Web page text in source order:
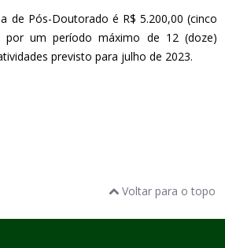
de Pós-Doutorado é R$ 5.200,00 (cinco
por um período máximo de 12 (doze)
previsto para julho de 2023.
Voltar para o topo